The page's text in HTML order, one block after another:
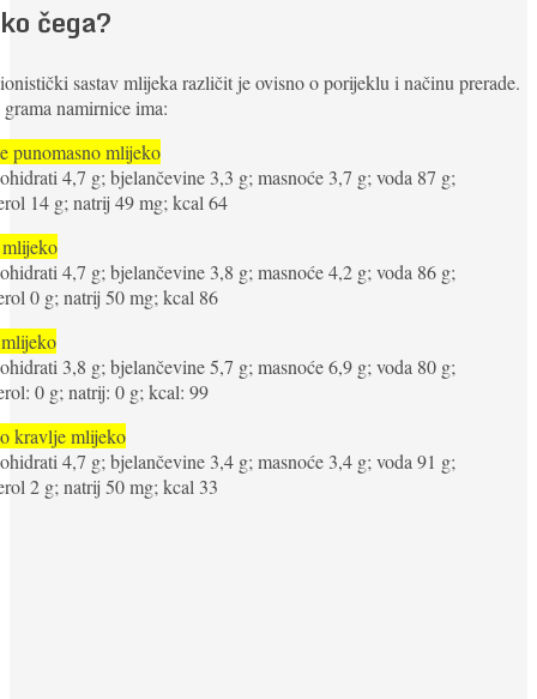
čega?
sastav mlijeka različit je ovisno o porijeklu i načinu prerade.
namirnice ima:
punomasno mlijeko
4,7 g; bjelančevine 3,3 g; masnoće 3,7 g; voda 87 g;
14 g; natrij 49 mg; kcal 64
4,7 g; bjelančevine 3,8 g; masnoće 4,2 g; voda 86 g;
0 g; natrij 50 mg; kcal 86
3,8 g; bjelančevine 5,7 g; masnoće 6,9 g; voda 80 g;
0 g; natrij: 0 g; kcal: 99
kravlje mlijeko
4,7 g; bjelančevine 3,4 g; masnoće 3,4 g; voda 91 g;
2 g; natrij 50 mg; kcal 33